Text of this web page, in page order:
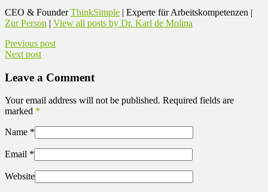
CEO & FounderThinkSimple | Experte für Arbeitskompetenzen |
Zur Person | View all posts by Dr. Karl de Molina
Previous post
Next post
Leave a Comment
Your email address will not be published. Required fields are
marked *
Name *
Email *
Website